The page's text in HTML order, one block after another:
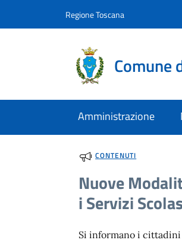
Regione Toscana
Comune
Amministrazione
CONTENUTI
Nuove
i Servizi
Si informano i